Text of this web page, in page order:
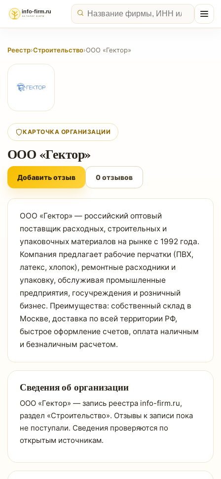
Реестр›Строительство›ООО «Гектор»
КАРТОЧКА ОРГАНИЗАЦИИ
ООО «Гектор»
Добавить отзыв 0 отзывов
ООО «Гектор» — российский оптовый
поставщик расходных, строительных и
упаковочных материалов на рынке с 1992 года.
Компания предлагает рабочие перчатки (ПВХ,
латекс, хлопок), ремонтные расходники и
упаковку, обслуживая промышленные
предприятия, госучреждения и розничный
бизнес. Преимущества: собственный склад в
Москве, доставка по всей территории РФ,
быстрое оформление счетов, оплата наличным
и безналичным расчетом.
Сведения об организации
ООО «Гектор» — запись реестра info-firm.ru,
раздел «Строительство». Отзывы к записи пока
не поступали. Сведения проверяются по
открытым источникам.